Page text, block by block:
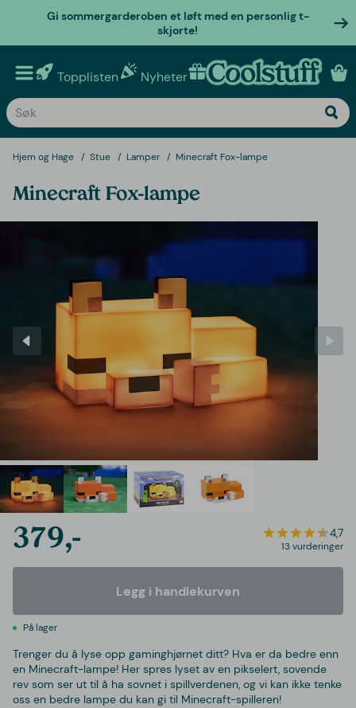
Gi sommergarderoben et løft med en personlig t-
skjorte!
Topplisten Nyheter Personlige gaver
Hjem og Hage Stue Lamper Minecraft Fox-lampe
Minecraft Fox-lampe
379,- 4,7
13 vurderinger
Legg i handlekurven
På lager
Trenger du å lyse opp gaminghjørnet ditt? Hva er da bedre enn
en Minecraft-lampe! Her spres lyset av en pikselert, sovende
rev som ser ut til å ha sovnet i spillverdenen, og vi kan ikke tenke
oss en bedre lampe du kan gi til Minecraft-spilleren!